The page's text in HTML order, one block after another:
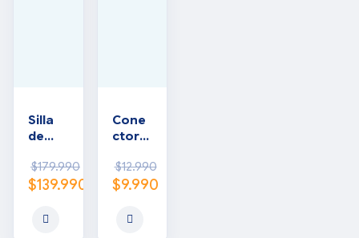
Silla
de
s
esmal
$179.990
$139.990
Cone
ctor
(pack
5
des)
$12.990
$9.990